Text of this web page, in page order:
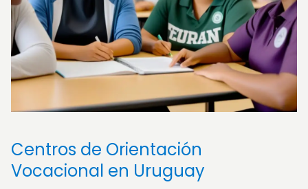
Centros de Orientación
Vocacional en Uruguay